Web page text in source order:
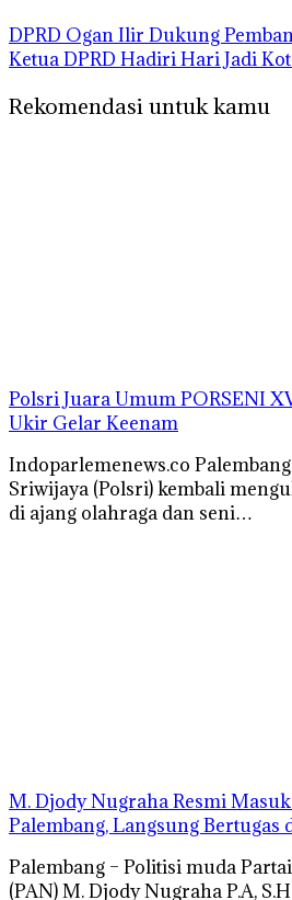
DPRD Ogan Ilir Dukung
Ketua DPRD Hadiri Hari Jadi
Rekomendasi untuk kamu
Polsri Juara Umum PORSENI
Ukir Gelar Keenam
Indoparlemenews.co
Sriwijaya (Polsri) kembali
di ajang olahraga dan seni…
M. Djody Nugraha Resmi
Palembang, Langsung Bertugas
Palembang – Politisi muda
(PAN) M. Djody Nugraha P.A,